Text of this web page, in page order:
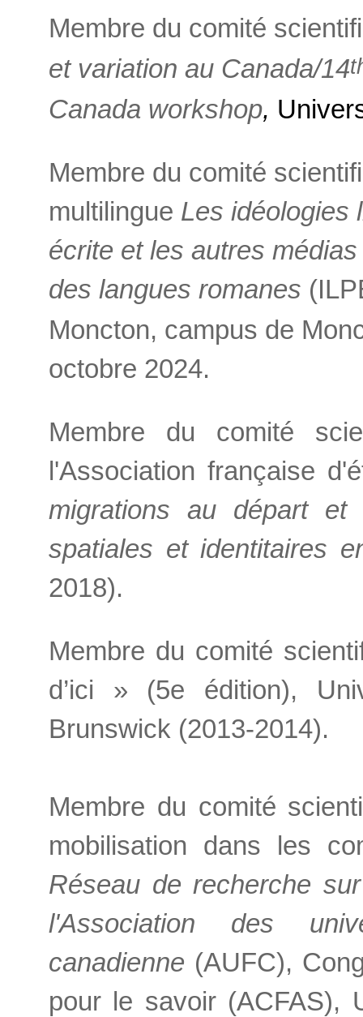
Membre du comité
et variation au Canada/14
Canada workshop,
Membre du comité
multilingue Les idéologies
écrite et les autres
des langues romanes (
Moncton, campus de
octobre 2024.
Membre du comité
l'Association française
migrations au départ
spatiales et identitaires
2018).
Membre du comité
d’ici » (5e édition),
Brunswick (2013-2014).
Membre du comité
mobilisation dans les
Réseau de recherche
l'Association des
canadienne (AUFC),
pour le savoir (ACFAS),